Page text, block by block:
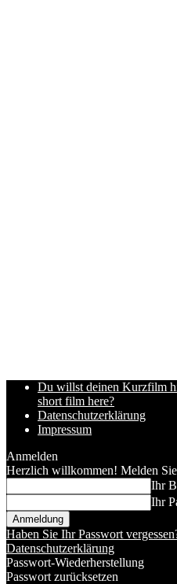
Du willst deinen Kurzfilm
short film here?
Datenschutzerklärung
Impressum
Anmelden
Herzlich willkommen! Melden
Ihr
Ihr
Haben Sie Ihr Passwort
Datenschutzerklärung
Passwort-Wiederherstellung
Passwort zurücksetzen